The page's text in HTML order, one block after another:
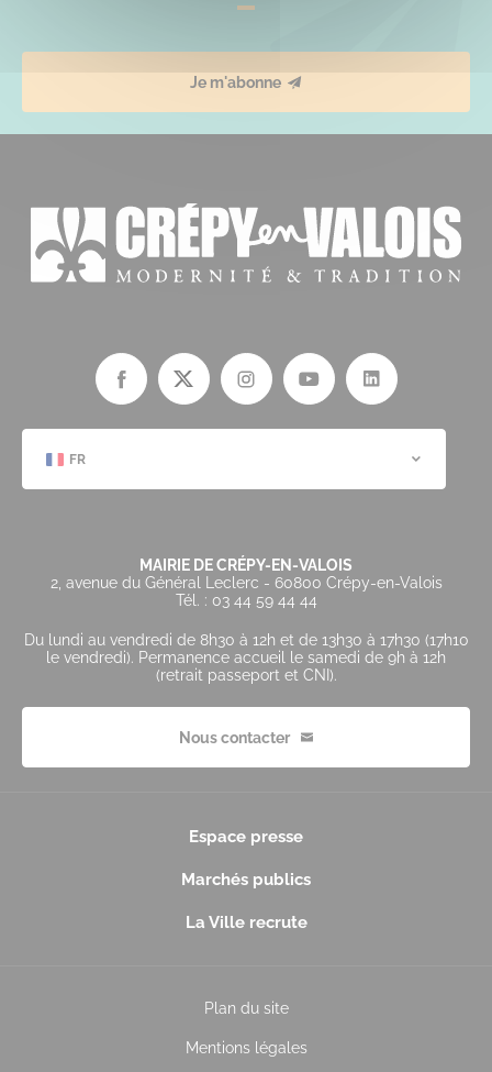
Je m'abonne
FR
MAIRIE DE CRÉPY-EN-VALOIS
2, avenue du Général Leclerc - 60800 Crépy-en-Valois
Tél. : 03 44 59 44 44
Du lundi au vendredi de 8h30 à 12h et de 13h30 à 17h30 (17h10
le vendredi). Permanence accueil le samedi de 9h à 12h
(retrait passeport et CNI).
Nous contacter
Espace presse
Marchés publics
La Ville recrute
Plan du site
Mentions légales